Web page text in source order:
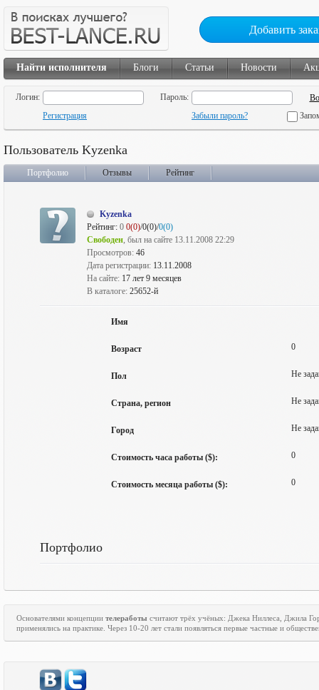
Добавить
Найти исполнителя Блоги Статьи Новости
Логин:
Пароль:
Регистрация
Забыли пароль?
Пользователь Kyzenka
Портфолио Отзывы Рейтинг
Kyzenka
Рейтинг: 0 0(0)/0(0)/0(0)
Свободен, был на сайте 13.11.2008 22:29
Просмотров: 46
Дата регистрации: 13.11.2008
На сайте: 17 лет 9 месяцев
В каталоге: 25652-й
Имя
Возраст 0
Пол Не
Страна, регион Не
Город Не
Стоимость часа работы ($): 0
Стоимость месяца работы ($): 0
Портфолио
Основателями концепции телеработы считают трёх учёных: Джека Ниллеса, Джила
применялись на практике. Через 10-20 лет стали появляться первые частные и